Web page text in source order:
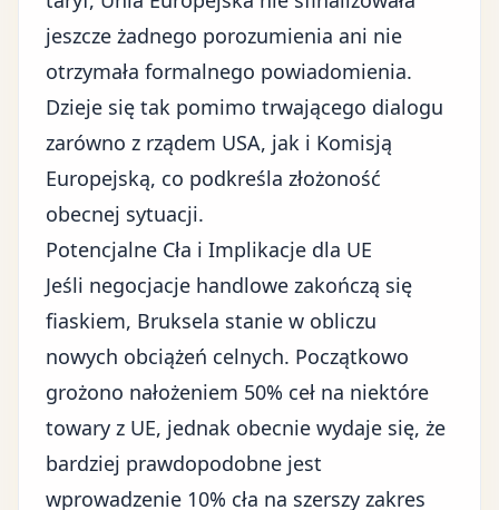
jeszcze żadnego porozumienia ani nie
otrzymała formalnego powiadomienia.
Dzieje się tak pomimo trwającego dialogu
zarówno z rządem USA, jak i Komisją
Europejską, co podkreśla złożoność
obecnej sytuacji.
Potencjalne Cła i Implikacje dla UE
Jeśli negocjacje handlowe zakończą się
fiaskiem, Bruksela stanie w obliczu
nowych obciążeń celnych. Początkowo
grożono nałożeniem 50% ceł na niektóre
towary z UE, jednak obecnie wydaje się, że
bardziej prawdopodobne jest
wprowadzenie 10% cła na szerszy zakres